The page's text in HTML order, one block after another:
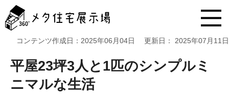
タ
住
コンテンツ作成日： 2025年06月04日 更新日： 2025年07月11日
平屋23坪3人と1匹のシンプルミ
ニマルな生活